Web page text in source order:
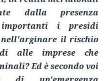
dalla presenza
i presidi
il rischio
alle imprese che
Ed è secondo voi